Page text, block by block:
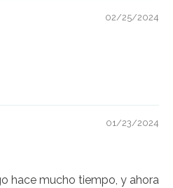
02/25/2024
01/23/2024
hace mucho tiempo, y ahora